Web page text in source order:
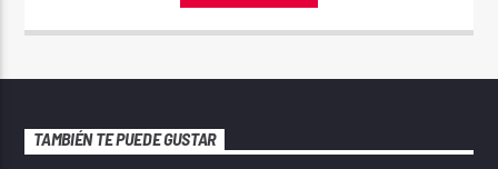
TAMBIÉN TE PUEDE GUSTAR